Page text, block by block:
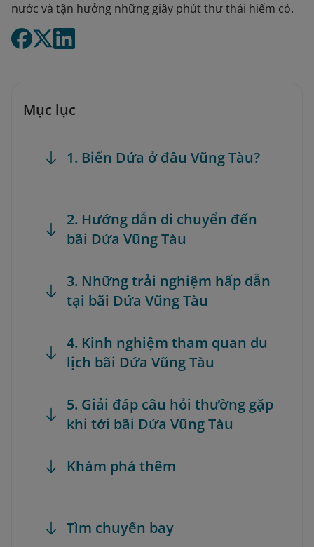
nước và tận hưởng những giây phút thư thái hiếm có.
Mục lục
1. Biển Dứa ở đâu Vũng Tàu?
2. Hướng dẫn di chuyển đến
bãi Dứa Vũng Tàu
3. Những trải nghiệm hấp dẫn
tại bãi Dứa Vũng Tàu
4. Kinh nghiệm tham quan du
lịch bãi Dứa Vũng Tàu
5. Giải đáp câu hỏi thường gặp
khi tới bãi Dứa Vũng Tàu
Khám phá thêm
Tìm chuyến bay